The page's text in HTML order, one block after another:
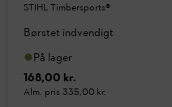
STIHL Timbersports®
Børstet indvendigt
På lager
168,00 kr.
Alm. pris 335,00 kr.